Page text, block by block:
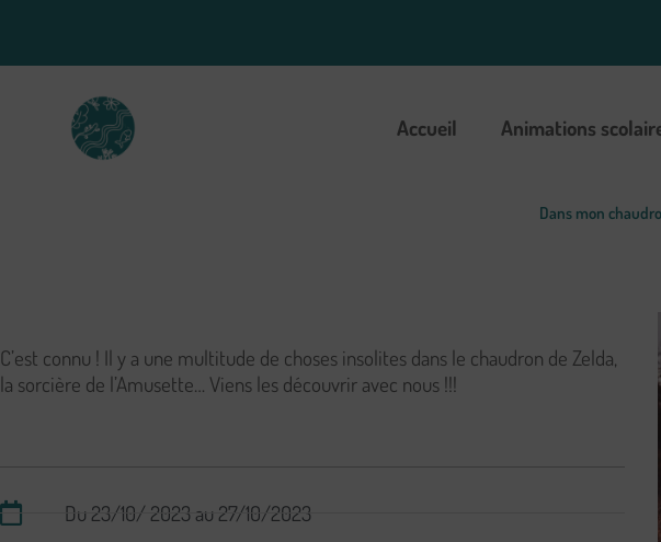
contenu
Accueil Animations
Dans mon
C’est connu ! Il y a une multitude de choses insolites dans le chaudron de Zelda,
la sorcière de l’Amusette… Viens les découvrir avec nous !!!
Du 23/10/ 2023 au 27/10/2023